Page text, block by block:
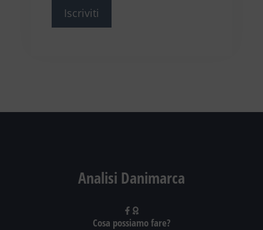
Analisi Danimarca
Cosa possiamo fare?